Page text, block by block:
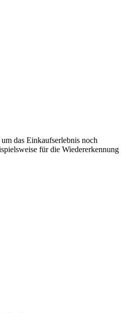
das Einkaufserlebnis noch
für die Wiedererkennung